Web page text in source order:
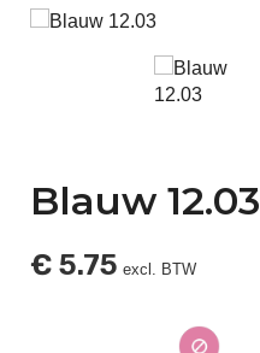
Blauw 12.03
€ 5.75 excl. BTW